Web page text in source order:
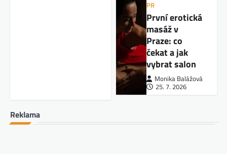
PR
První erotická
masáž v
Praze: co
čekat a jak
vybrat salon
Monika Balážová
25. 7. 2026
Reklama